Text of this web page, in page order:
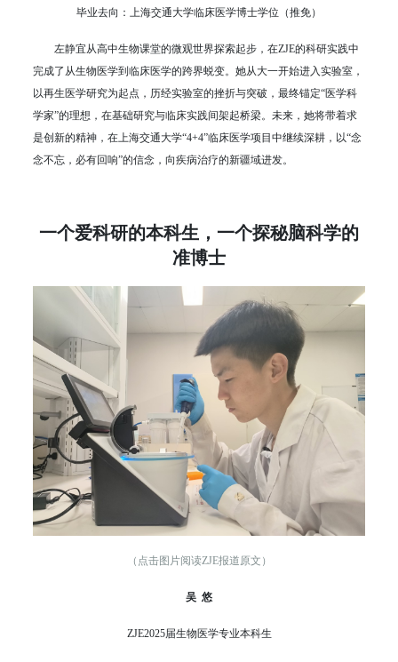
毕业去向：上海交通大学临床医学博士学位（推免）
左静宜从高中生物课堂的微观世界探索起步，在ZJE的科研实践中
完成了从生物医学到临床医学的跨界蜕变。她从大一开始进入实验室，
以再生医学研究为起点，历经实验室的挫折与突破，最终锚定“医学科
学家”的理想，在基础研究与临床实践间架起桥梁。未来，她将带着求
是创新的精神，在上海交通大学“4+4”临床医学项目中继续深耕，以“念
念不忘，必有回响”的信念，向疾病治疗的新疆域进发。
一个爱科研的本科生，一个探秘脑科学的
准博士
（点击图片阅读ZJE报道原文）
吴 悠
ZJE2025届生物医学专业本科生